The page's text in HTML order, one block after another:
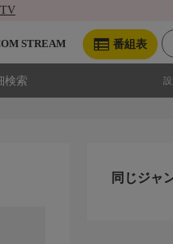
番組表
STREAM
検索 設
同じジャ